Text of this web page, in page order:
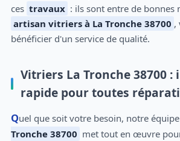
ces travaux : ils sont entre de bonnes
artisan vitriers à La Tronche 38700 ,
bénéficier d'un service de qualité.
Vitriers La Tronche 38700
rapide pour toutes
Quel que soit votre besoin, notre
Tronche 38700 met tout en œuvre